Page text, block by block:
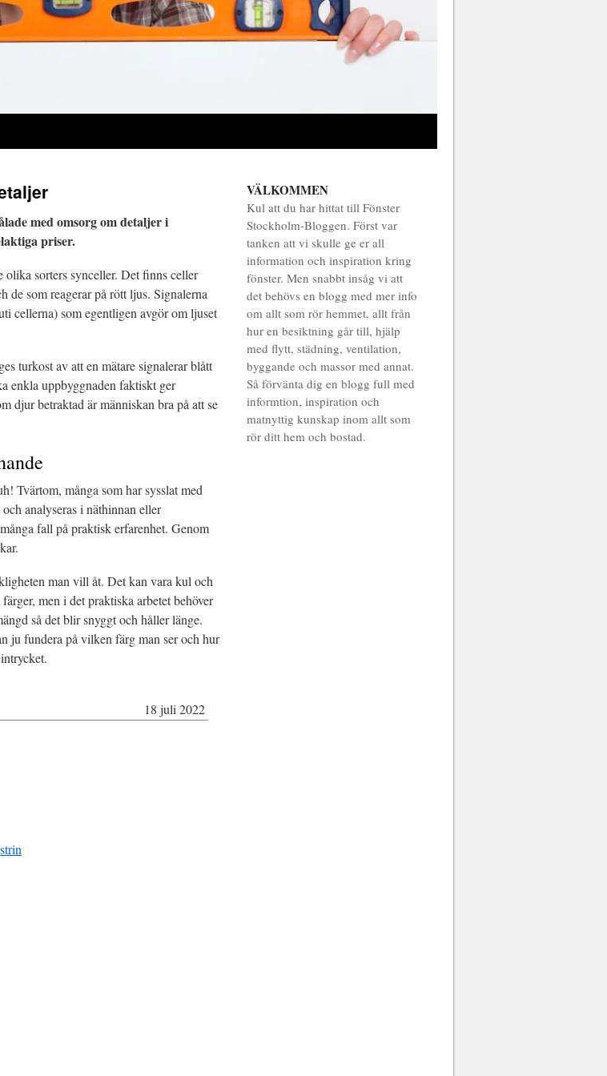
med omsorg om detaljer i
priser.
olika sorters synceller. Det finns celler
de som reagerar på rött ljus. Signalerna
cellerna) som egentligen avgör om ljuset
turkost av att en mätare signalerar blått
enkla uppbyggnaden faktiskt ger
djur betraktad är människan bra på att se
Tvärtom, många som har sysslat med
analyseras i näthinnan eller
fall på praktisk erfarenhet. Genom
man vill åt. Det kan vara kul och
men i det praktiska arbetet behöver
så det blir snyggt och håller länge.
ju fundera på vilken färg man ser och hur
18 juli 2022
VÄLKOMMEN
Kul att du har hittat till Fönster
Stockholm-Bloggen. Först var
tanken att vi skulle ge er all
information och inspiration kring
fönster. Men snabbt insåg vi att
det behövs en blogg med mer info
om allt som rör hemmet, allt från
hur en besiktning går till, hjälp
med flytt, städning, ventilation,
byggande och massor med annat.
Så förvänta dig en blogg full med
informtion, inspiration och
matnyttig kunskap inom allt som
rör ditt hem och bostad.